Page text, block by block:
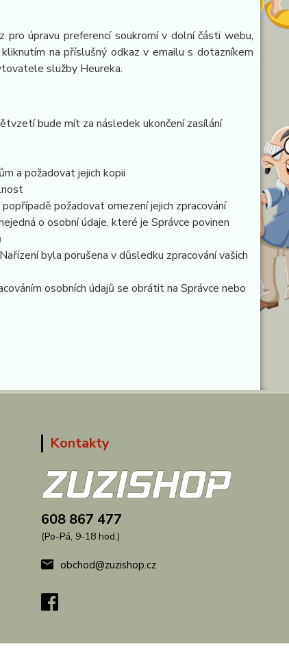
úpravu preferencí soukromí v dolní části webu,
na příslušný odkaz v emailu s dotazníkem
služby Heureka.
bude mít za následek ukončení zasílání
a požadovat jejich kopii
požadovat omezení jejich zpracování
o osobní údaje, které je Správce povinen
byla porušena v důsledku zpracování vašich
osobních údajů se obrátit na Správce nebo
Kontakty
608 867 477
(Po-Pá, 9-18 hod.)
obchod@zuzishop.cz